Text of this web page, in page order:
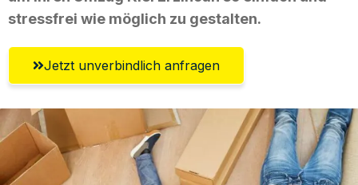
stressfrei wie möglich zu gestalten.
Jetzt unverbindlich anfragen